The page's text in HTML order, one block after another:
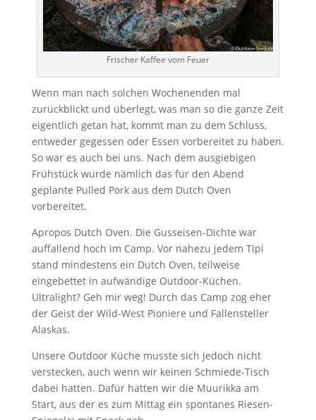
Frischer Kaffee vom Feuer
Wenn man nach solchen Wochenenden mal
zurückblickt und überlegt, was man so die ganze Zeit
eigentlich getan hat, kommt man zu dem Schluss,
entweder gegessen oder Essen vorbereitet zu haben.
So war es auch bei uns. Nach dem ausgiebigen
Frühstück würde nämlich das für den Abend
geplante Pulled Pork aus dem Dutch Oven
vorbereitet.
Apropos Dutch Oven. Die Gusseisen-Dichte war
auffallend hoch im Camp. Vor nahezu jedem Tipi
stand mindestens ein Dutch Oven, teilweise
eingebettet in aufwändige Outdoor-Küchen.
Ultralight? Geh mir weg! Durch das Camp zog eher
der Geist der Wild-West Pioniere und Fallensteller
Alaskas.
Unsere Outdoor Küche musste sich jedoch nicht
verstecken, auch wenn wir keinen Schmiede-Tisch
dabei hatten. Dafür hatten wir die Muurikka am
Start, aus der es zum Mittag ein spontanes Riesen-